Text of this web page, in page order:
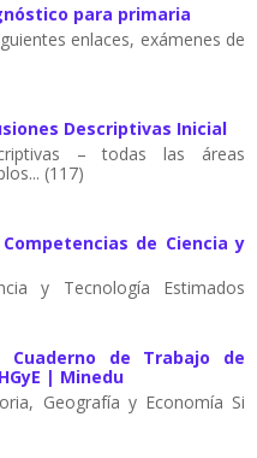
para primaria
enlaces, exámenes de
Descriptivas Inicial
– todas las áreas
(117)
de Ciencia y
y Tecnología Estimados
Cuaderno de Trabajo de
| Minedu
Geografía y Economía Si